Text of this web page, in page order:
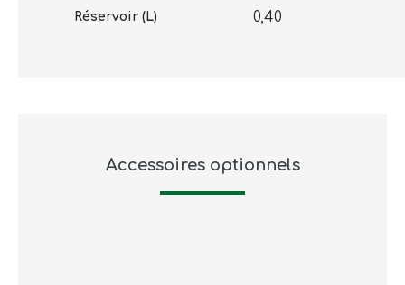
Réservoir (L) 0,40
Accessoires optionnels